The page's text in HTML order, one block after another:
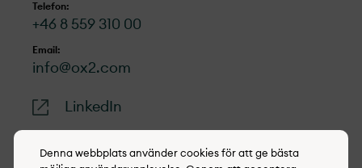
Telefon:
+46 8 559 310 00
Email:
info@ox2.com
LinkedIn
Denna webbplats använder cookies för att ge bästa